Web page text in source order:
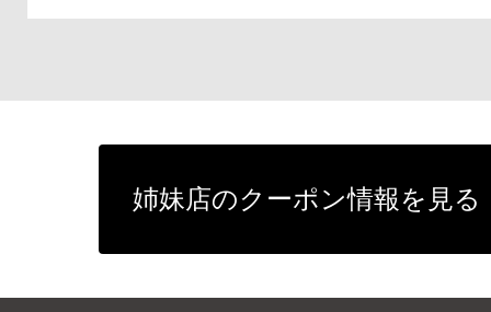
姉妹店のクーポン情報を見る